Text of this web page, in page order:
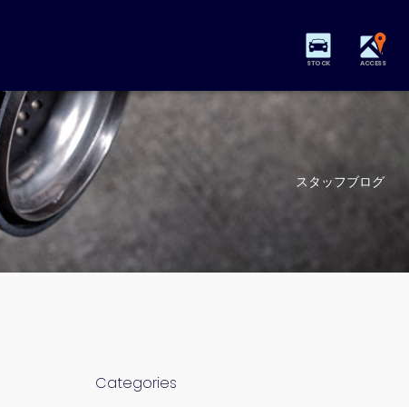
STOCK ACCESS
スタッフブログ
Categories